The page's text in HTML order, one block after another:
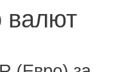
валют